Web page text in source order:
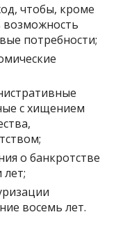
чтобы, кроме
возможность
потребности;
с хищением
о банкротстве
лет;
восемь лет.